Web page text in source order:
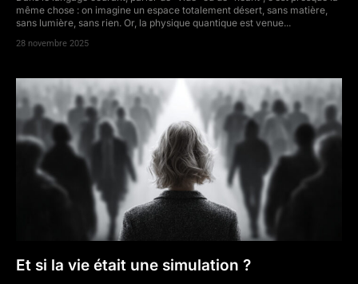
même chose : on imagine un espace totalement désert, sans matière,
sans lumière, sans rien. Or, la physique quantique est venue...
28 novembre 2025
Et si la vie était une simulation ?